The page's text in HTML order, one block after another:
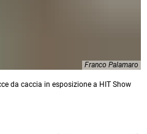
Franco Palamaro
da caccia in esposizione a HIT Show